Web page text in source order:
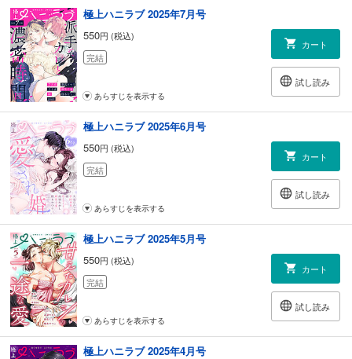
極上ハニラブ 2025年7月号
550円 (税込)
完結
カート
試し読み
あらすじを表示する
極上ハニラブ 2025年6月号
550円 (税込)
完結
カート
試し読み
あらすじを表示する
極上ハニラブ 2025年5月号
550円 (税込)
完結
カート
試し読み
あらすじを表示する
極上ハニラブ 2025年4月号